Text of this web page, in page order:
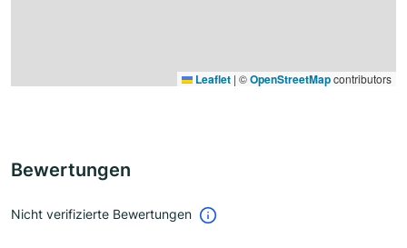
Leaflet | ©OpenStreetMapcontributors
Bewertungen
Nicht verifizierte Bewertungen